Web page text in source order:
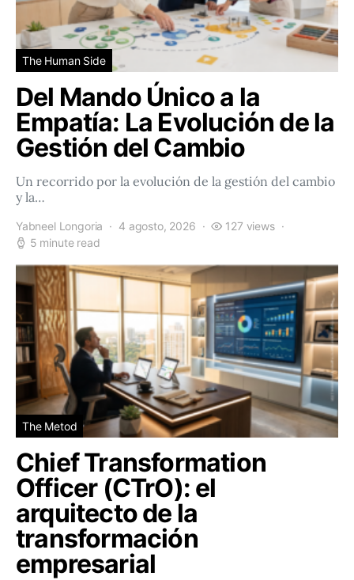
The Human Side
Del Mando Único a la
Empatía: La Evolución de la
Gestión del Cambio
Un recorrido por la evolución de la gestión del cambio
y la…
Yabneel Longoria 4 agosto, 2026
127 views
5 minute read
The Metod
Chief Transformation
Officer (CTrO): el
arquitecto de la
transformación
empresarial